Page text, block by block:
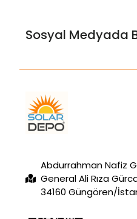
Sosyal Medyada
Abdurrahman Nafiz
General Ali Rıza
34160 Güngören/